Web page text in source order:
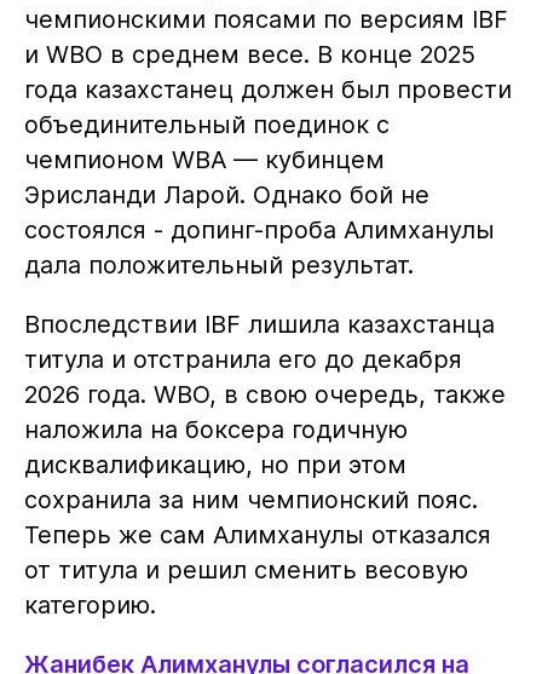
чемпионскими поясами по версиям IBF
и WBO в среднем весе. В конце 2025
года казахстанец должен был провести
объединительный поединок с
чемпионом WBA — кубинцем
Эрисланди Ларой. Однако бой не
состоялся - допинг-проба Алимханулы
дала положительный результат.
Впоследствии IBF лишила казахстанца
титула и отстранила его до декабря
2026 года. WBO, в свою очередь, также
наложила на боксера годичную
дисквалификацию, но при этом
сохранила за ним чемпионский пояс.
Теперь же сам Алимханулы отказался
от титула и решил сменить весовую
категорию.
Жанибек Алимханулы согласился на